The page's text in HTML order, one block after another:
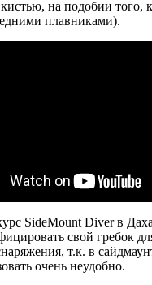
кистью, на подобии того,
плавниками).
SideMount Diver в
свой гребок
т.к. в
очень неудобно.